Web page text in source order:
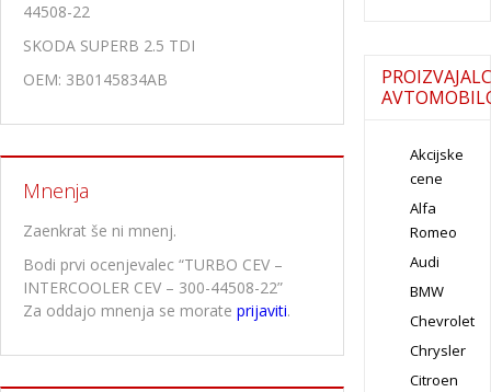
44508-22
SKODA SUPERB 2.5 TDI
OEM: 3B0145834AB
Mnenja
Zaenkrat še ni mnenj.
Bodi prvi ocenjevalec “TURBO CEV –
INTERCOOLER CEV – 300-44508-22”
Za oddajo mnenja se morate prijaviti.
Akcijske
cene
Alfa
Romeo
Audi
BMW
Chevrolet
Chrysler
Citroen